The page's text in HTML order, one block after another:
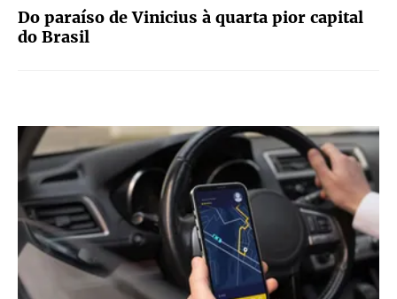
Do paraíso de Vinicius à quarta pior capital
do Brasil